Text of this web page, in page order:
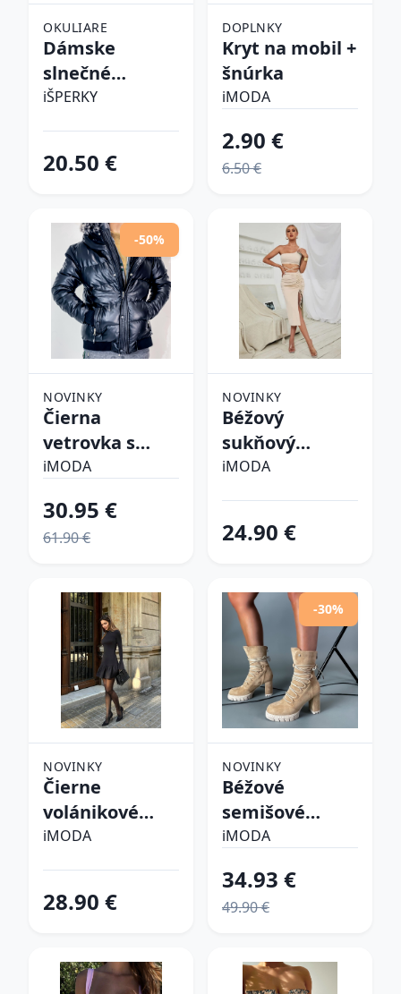
OKULIARE
Dámske
slnečné
okuliare
iŠPERKY
20.50 €
DOPLNKY
Kryt na mobil +
šnúrka
iMODA
2.90 €
6.50 €
-50%
NOVINKY
Čierna
vetrovka s
kapucňou
iMODA
30.95 €
61.90 €
NOVINKY
Béžový
sukňový
komplet
iMODA
24.90 €
NOVINKY
Čierne
volánikové
šaty
iMODA
28.90 €
-30%
NOVINKY
Béžové
semišové
kotníkové
iMODA
34.93 €
49.90 €